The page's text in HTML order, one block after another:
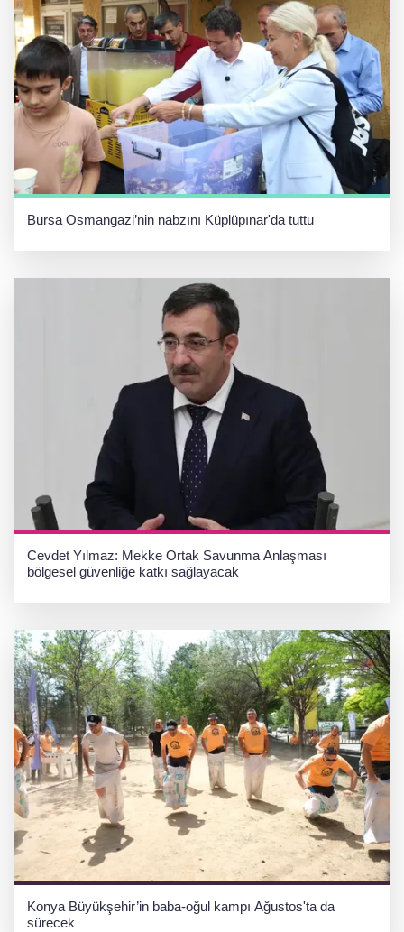
Bursa Osmangazi’nin nabzını Küplüpınar'da tuttu
Cevdet Yılmaz: Mekke Ortak Savunma Anlaşması
bölgesel güvenliğe katkı sağlayacak
Konya Büyükşehir’in baba-oğul kampı Ağustos'ta da
sürecek